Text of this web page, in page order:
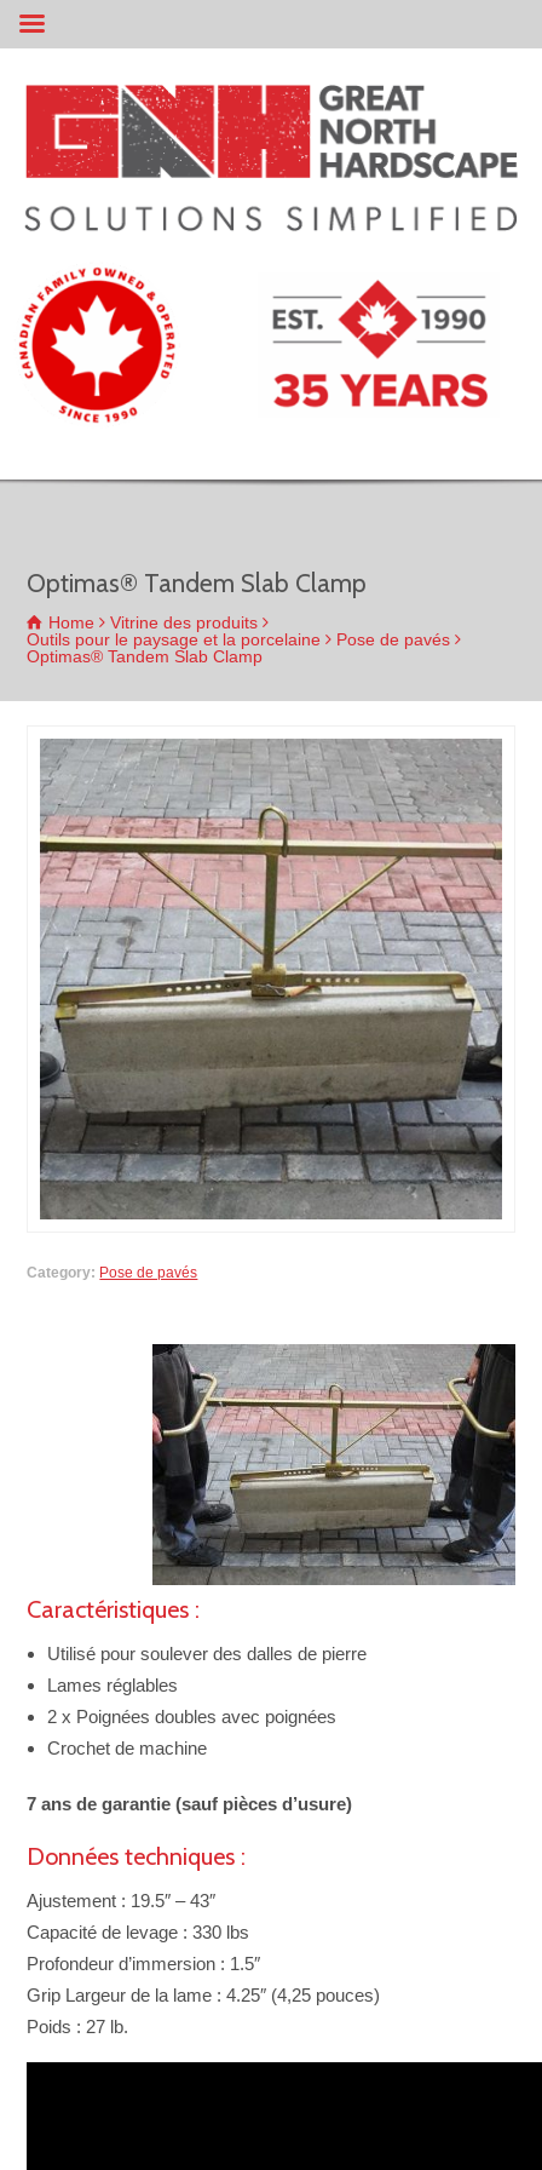
Optimas® Tandem Slab Clamp
Home
Vitrine des produits
Outils pour le paysage et la porcelaine
Pose de pavés
Optimas® Tandem Slab Clamp
Category: Pose de pavés
Caractéristiques :
Utilisé pour soulever des dalles de pierre
Lames réglables
2 x Poignées doubles avec poignées
Crochet de machine
7 ans de garantie (sauf pièces d’usure)
Données techniques :
Ajustement : 19.5″ – 43″
Capacité de levage : 330 lbs
Profondeur d’immersion : 1.5″
Grip Largeur de la lame : 4.25″ (4,25 pouces)
Poids : 27 lb.